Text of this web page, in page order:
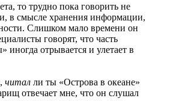
то трудно пока говорить не
в смысле хранения информации,
Слишком мало времени он
говорят, что часть
иногда отрывается и улетает в
читал ли ты «Острова в океане»
отвечает мне, что он слушал